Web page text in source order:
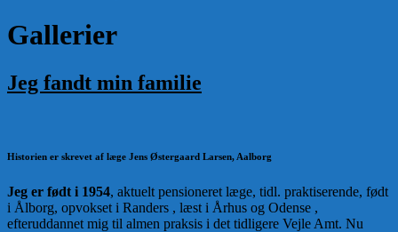
Gallerier
Jeg fandt min familie
Historien er skrevet af læge Jens Østergaard Larsen, Aalborg
Jeg er født i 1954, aktuelt pensioneret læge, tidl. praktiserende, født
i Ålborg, opvokset i Randers , læst i Århus og Odense ,
efteruddannet mig til almen praksis i det tidligere Vejle Amt. Nu